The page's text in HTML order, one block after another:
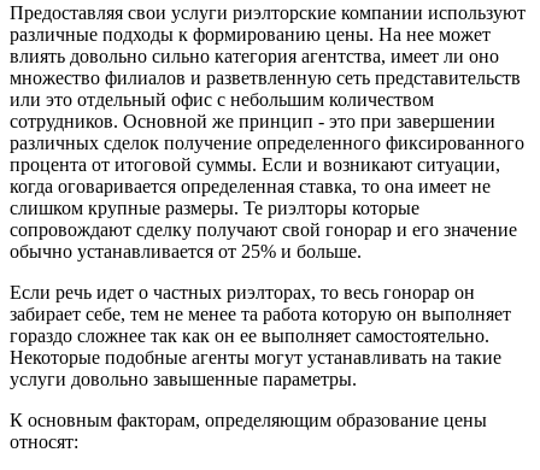
Предоставляя свои услуги риэлторские компании используют
различные подходы к формированию цены. На нее может
влиять довольно сильно категория агентства, имеет ли оно
множество филиалов и разветвленную сеть представительств
или это отдельный офис с небольшим количеством
сотрудников. Основной же принцип - это при завершении
различных сделок получение определенного фиксированного
процента от итоговой суммы. Если и возникают ситуации,
когда оговаривается определенная ставка, то она имеет не
слишком крупные размеры. Те риэлторы которые
сопровождают сделку получают свой гонорар и его значение
обычно устанавливается от 25% и больше.
Если речь идет о частных риэлторах, то весь гонорар он
забирает себе, тем не менее та работа которую он выполняет
гораздо сложнее так как он ее выполняет самостоятельно.
Некоторые подобные агенты могут устанавливать на такие
услуги довольно завышенные параметры.
К основным факторам, определяющим образование цены
относят: